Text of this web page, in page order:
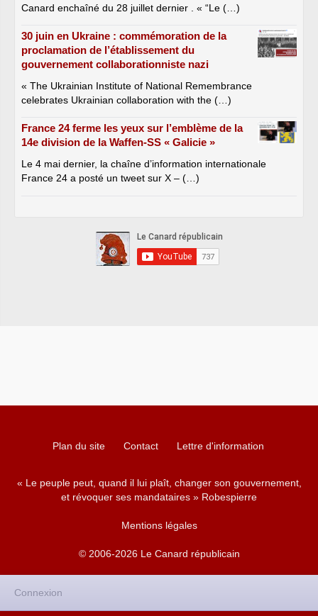
Canard enchaîné du 28 juillet dernier . « “Le (…)
30 juin en Ukraine : commémoration de la
proclamation de l’établissement du
gouvernement collaborationniste nazi
« The Ukrainian Institute of National Remembrance
celebrates Ukrainian collaboration with the (…)
France 24 ferme les yeux sur l’emblème de la
14e division de la Waffen-SS « Galicie »
Le 4 mai dernier, la chaîne d’information internationale
France 24 a posté un tweet sur X – (…)
Plan du site Contact Lettre d'information
« Le peuple peut, quand il lui plaît, changer son gouvernement,
et révoquer ses mandataires » Robespierre
Mentions légales
© 2006-2026 Le Canard républicain
Connexion